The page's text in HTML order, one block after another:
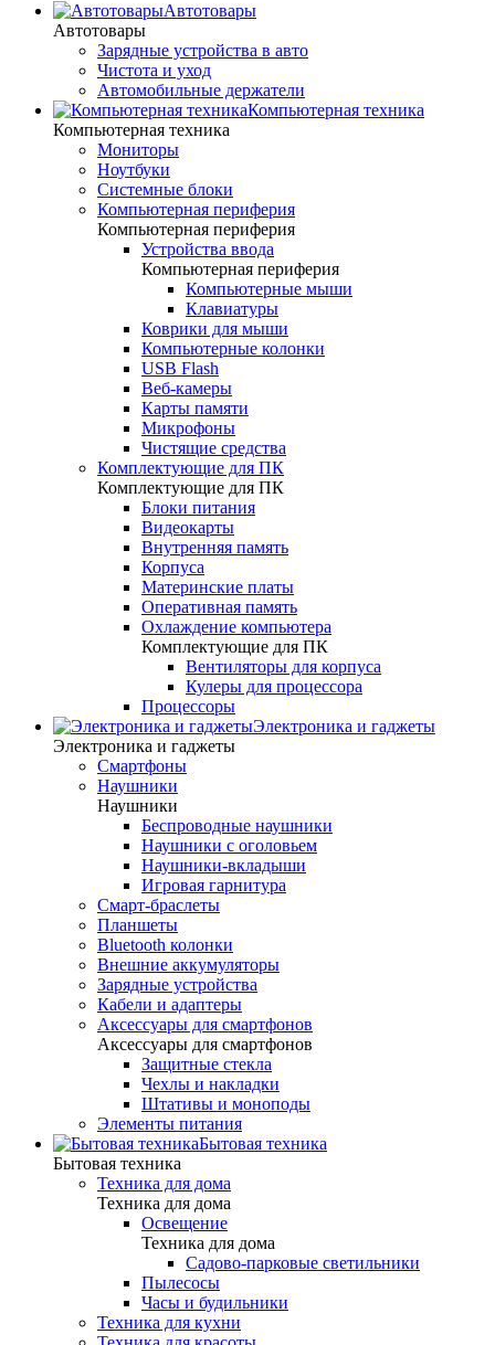
Автотовары
Автотовары
Зарядные устройства в авто
Чистота и уход
Автомобильные держатели
Компьютерная техника
Компьютерная техника
Мониторы
Ноутбуки
Системные блоки
Компьютерная периферия
Компьютерная периферия
Устройства ввода
Компьютерная периферия
Компьютерные мыши
Клавиатуры
Коврики для мыши
Компьютерные колонки
USB Flash
Веб-камеры
Карты памяти
Микрофоны
Чистящие средства
Комплектующие для ПК
Комплектующие для ПК
Блоки питания
Видеокарты
Внутренняя память
Корпуса
Материнские платы
Оперативная память
Охлаждение компьютера
Комплектующие для ПК
Вентиляторы для корпуса
Кулеры для процессора
Процессоры
Электроника и гаджеты
Электроника и гаджеты
Смартфоны
Наушники
Наушники
Беспроводные наушники
Наушники с оголовьем
Наушники-вкладыши
Игровая гарнитура
Смарт-браслеты
Планшеты
Bluetooth колонки
Внешние аккумуляторы
Зарядные устройства
Кабели и адаптеры
Аксессуары для смартфонов
Аксессуары для смартфонов
Защитные стекла
Чехлы и накладки
Штативы и моноподы
Элементы питания
Бытовая техника
Бытовая техника
Техника для дома
Техника для дома
Освещение
Техника для дома
Садово-парковые светильники
Пылесосы
Часы и будильники
Техника для кухни